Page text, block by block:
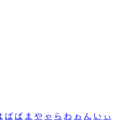
ば ぱ ま や ゃ ら わ ゎ ん い ぃ